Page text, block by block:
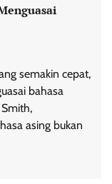
semakin cepat,
bahasa
asing bukan